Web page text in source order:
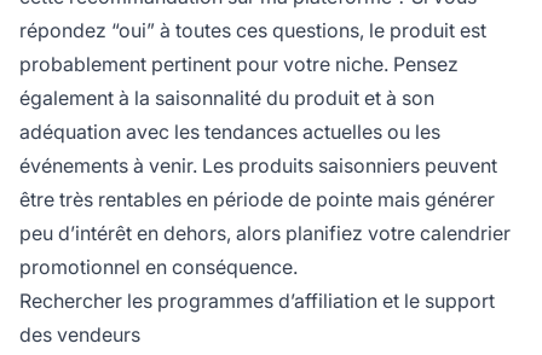
répondez “oui” à toutes ces questions, le produit est
probablement pertinent pour votre niche. Pensez
également à la saisonnalité du produit et à son
adéquation avec les tendances actuelles ou les
événements à venir. Les produits saisonniers peuvent
être très rentables en période de pointe mais générer
peu d’intérêt en dehors, alors planifiez votre calendrier
promotionnel en conséquence.
Rechercher les programmes d’affiliation et le support
des vendeurs